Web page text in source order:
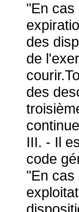
"En cas
des
de
des
III. - Il
code
"En cas